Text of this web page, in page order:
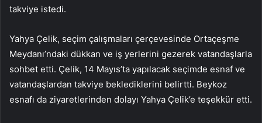
takviye istedi.
Yahya Çelik, seçim çalışmaları çerçevesinde Ortaçeşme
Meydanı’ndaki dükkan ve iş yerlerini gezerek vatandaşlarla
sohbet etti. Çelik, 14 Mayıs’ta yapılacak seçimde esnaf ve
vatandaşlardan takviye beklediklerini belirtti. Beykoz
esnafı da ziyaretlerinden dolayı Yahya Çelik’e teşekkür etti.